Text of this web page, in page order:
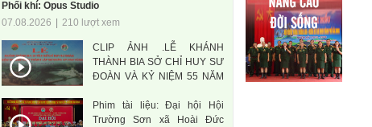
Phối khí: Opus Studio
07.08.2026
210 lượt xem
CLIP ẢNH .LỄ KHÁNH
THÀNH BIA SỞ CHỈ HUY SƯ
ĐOÀN VÀ KỶ NIỆM 55 NĂM
ANH HÙNG
Phim tài liệu: Đại hội Hội
Trường Sơn xã Hoài Đức